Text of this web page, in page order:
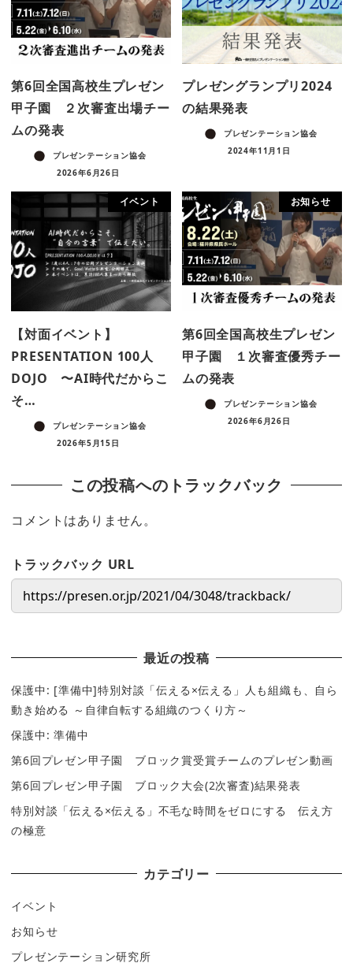
第6回全国高校生プレゼン
甲子園 ２次審査出場チー
ムの発表
プレゼンテーション協会
2026年6月26日
プレゼングランプリ2024
の結果発表
プレゼンテーション協会
2024年11月1日
イベント
【対面イベント】
PRESENTATION 100人
DOJO 〜AI時代だからこ
そ…
プレゼンテーション協会
2026年5月15日
お知らせ
第6回全国高校生プレゼン
甲子園 １次審査優秀チー
ムの発表
プレゼンテーション協会
2026年6月26日
この投稿へのトラックバック
コメントはありません。
トラックバック URL
最近の投稿
保護中: [準備中]特別対談「伝える×伝える」人も組織も、自ら
動き始める ～自律自転する組織のつくり方～
保護中: 準備中
第6回プレゼン甲子園 ブロック賞受賞チームのプレゼン動画
第6回プレゼン甲子園 ブロック大会(2次審査)結果発表
特別対談「伝える×伝える」不毛な時間をゼロにする 伝え方
の極意
カテゴリー
イベント
お知らせ
プレゼンテーション研究所